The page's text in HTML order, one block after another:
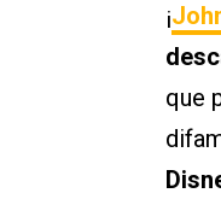
¡
que